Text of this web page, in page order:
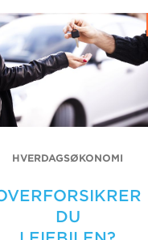
HVERDAGSØKONOMI
DU